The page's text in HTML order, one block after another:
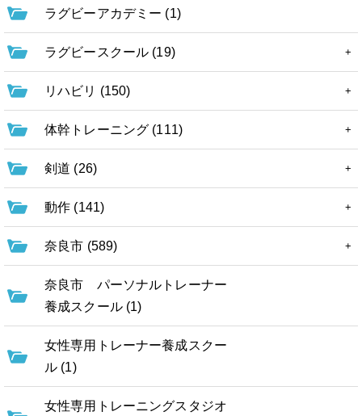
ラグビーアカデミー (1)
ラグビースクール (19)
リハビリ (150)
体幹トレーニング (111)
剣道 (26)
動作 (141)
奈良市 (589)
奈良市 パーソナルトレーナー
養成スクール (1)
女性専用トレーナー養成スクー
ル (1)
女性専用トレーニングスタジオ